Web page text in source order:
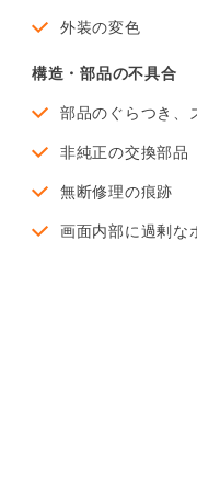
外装の変色
構造・部品の不具合
部品のぐらつき、
非純正の交換部品
無断修理の痕跡
画面内部に過剰な